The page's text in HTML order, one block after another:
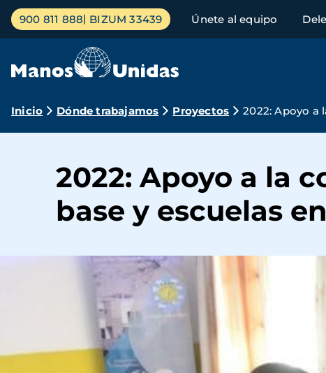
Pasar
contenido
Menú
principal
900 811 888 BIZUM 33439 Únete al equipo
Ruta
navegación
Inicio Dónde trabajamos Proyectos 2022: Apoyo a
2022: Apoyo a la
base y escuelas